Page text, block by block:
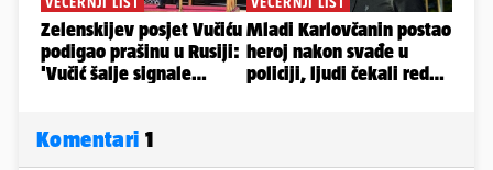
Komentari 1